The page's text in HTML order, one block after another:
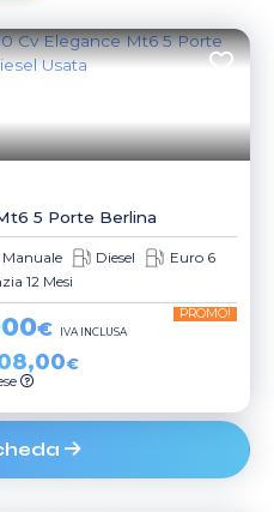
5 Porte Berlina
Manuale Diesel
Euro 6
12 Mesi
€
PROMO!
IVA INCLUSA
€